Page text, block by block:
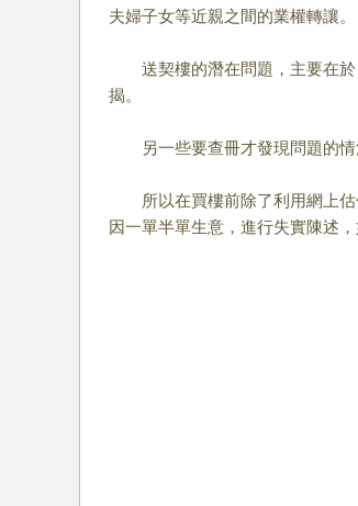
夫婦子女等近親之間的業權轉讓。
送契樓的潛在問題，主要在於
揭。
另一些要查冊才發現問題的情
所以在買樓前除了利用網上估
因一單半單生意，進行失實陳述